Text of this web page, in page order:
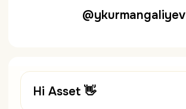
@ykurmangaliyev
Hi Asset 👋